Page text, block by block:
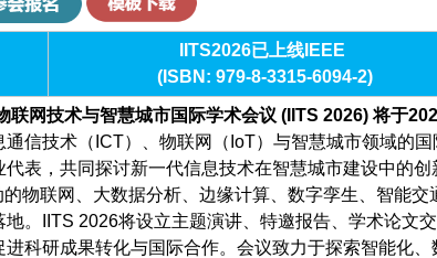
IITS2026已上线IEE E
(ISBN: 979-8-3315-6094-2)
联网技术与智慧城市国际学术会议 ( IITS 2026) 将于
通信技术（ICT）、物联网（IoT）与智慧城市领域的国
表，共同探讨新一代信息技术在智慧城市建设中的创
物联网、大数据分析、边缘计算、数字孪生、智能交
。IITS 2026将设立主题演讲、特邀报告、学术论文
科研成果转化与国际合作。会议致力于探索智能化、